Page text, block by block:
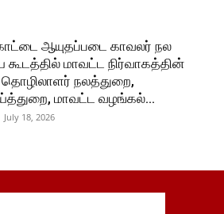
ஆயுதப்படை காவலர் நல
கூடத்தில் மாவட்ட நிர்வாகத்தின்
தொழிலாளர் நலத்துறை,
மாவட்ட வழங்கல்...
July 18, 2026